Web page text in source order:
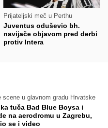
Prijateljski meč u Perthu
Juventus oduševio bh.
navijače objavom pred derbi
protiv Intera
scene u glavnom gradu Hrvatske
tuča Bad Blue Boysa i
na aerodromu u Zagrebu,
se i video